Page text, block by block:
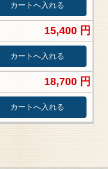
15,400 円
18,700 円